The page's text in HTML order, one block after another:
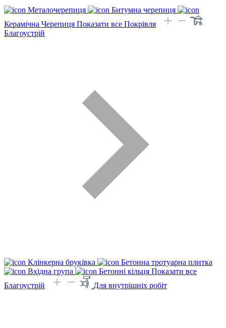
Металочерепиця
Битумна черепиця
Керамічна Черепиця Показати все Покрівля
Благоустрій
Клінкерна бруківка
Бетонна тротуарна плитка
Вхідна група
Бетонні кільця Показати все
Благоустрій
Для внутрішніх робіт